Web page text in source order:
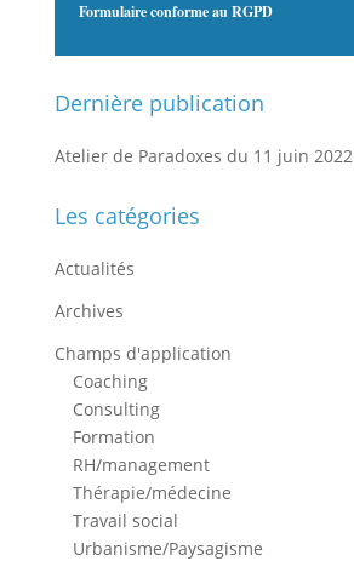
Formulaire conforme au RGPD
Dernière publication
Atelier de Paradoxes du 11 juin 2022
Les catégories
Actualités
Archives
Champs d'application
Coaching
Consulting
Formation
RH/management
Thérapie/médecine
Travail social
Urbanisme/Paysagisme